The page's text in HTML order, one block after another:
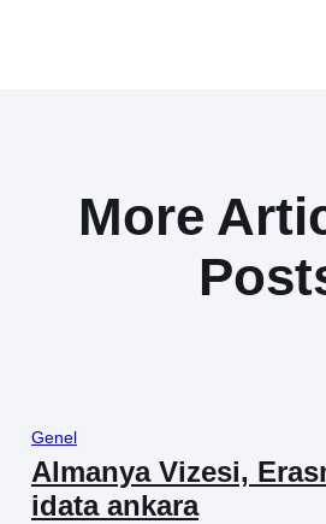
More
Genel
Almanya Vizesi,
idata ankara